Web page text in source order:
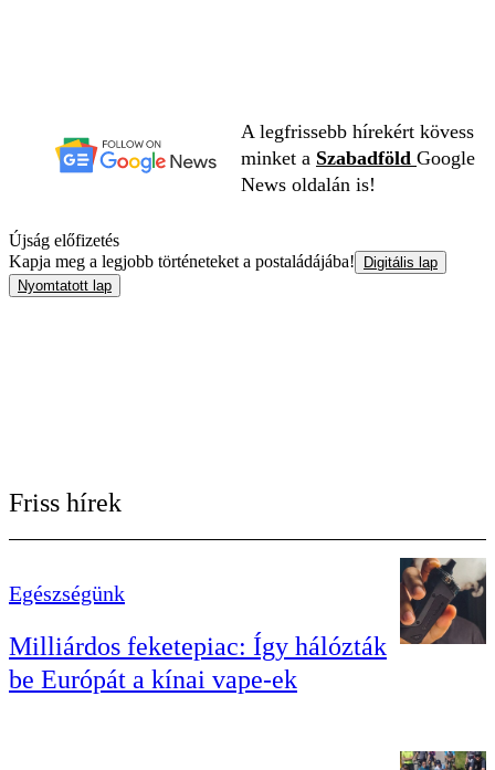
A legfrissebb hírekért kövess
minket a Szabadföld Google
News oldalán is!
Újság előfizetés
Kapja meg a legjobb történeteket a postaládájába!
Digitális lap
Nyomtatott lap
Friss hírek
Egészségünk
Milliárdos feketepiac: Így hálózták
be Európát a kínai vape-ek